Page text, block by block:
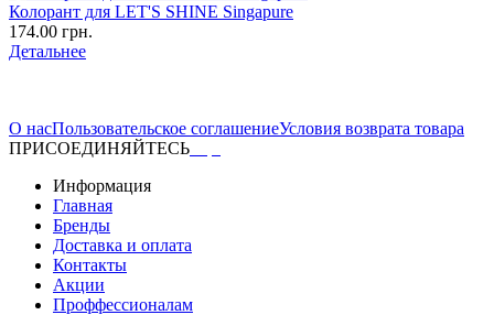
Колорант для LET'S SHINE Singapure
174.00 грн.
Детальнее
О насПользовательское соглашениеУсловия возврата товара
ПРИСОЕДИНЯЙТЕСЬ
Информация
Главная
Бренды
Доставка и оплата
Контакты
Акции
Проффессионалам